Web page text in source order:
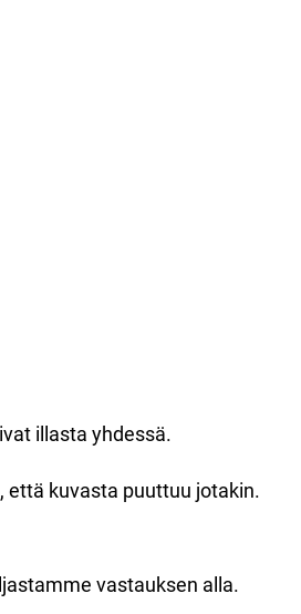
illasta yhdessä.
että kuvasta puuttuu jotakin.
vastauksen alla.